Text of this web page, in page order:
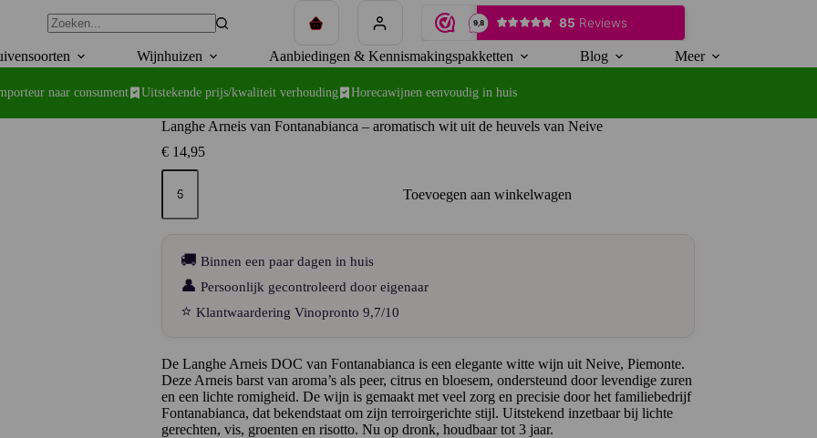
Winkelwagen
Wijnhuizen Aanbiedingen & Kennismakingspakketten Blog Meer
naar consument Uitstekende prijs/kwaliteit verhouding Horecawijnen eenvoudig in huis
Langhe Arneis van Fontanabianca – aromatisch wit uit de heuvels van Neive
€14,95
Langhe
Arneis
Fontanabianca
aromatisch
heuvels
aantal
Toevoegen aan winkelwagen
🚚 Binnen een paar dagen in huis
👤 Persoonlijk gecontroleerd door eigenaar
⭐ Klantwaardering Vinopronto 9,7/10
De Langhe Arneis DOC van Fontanabianca is een elegante witte wijn uit Neive, Piemonte.
Deze Arneis barst van aroma’s als peer, citrus en bloesem, ondersteund door levendige zuren
en een lichte romigheid. De wijn is gemaakt met veel zorg en precisie door het familiebedrijf
Fontanabianca, dat bekendstaat om zijn terroirgerichte stijl. Uitstekend inzetbaar bij lichte
gerechten, vis, groenten en risotto. Nu op dronk, houdbaar tot 3 jaar.